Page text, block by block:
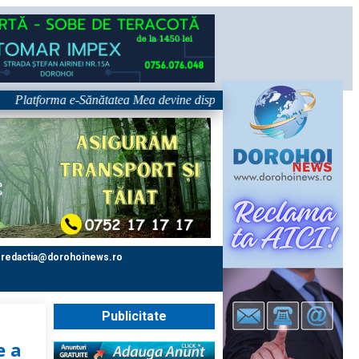
e-Sănătatea Mea devine disponibilă pe 1 septembrie:
redactia@dorohoinews.ro
a
Publicitate